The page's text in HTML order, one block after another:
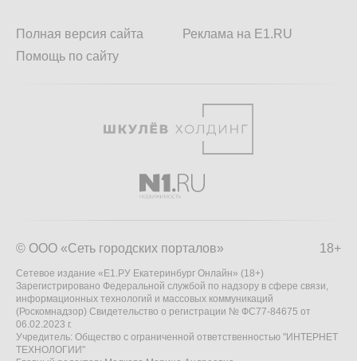
Полная версия сайта
Помощь по сайту
Реклама на E1.RU
18+
© ООО «Сеть городских порталов»
Сетевое издание «Е1.РУ Екатеринбург Онлайн» (18+)
Зарегистрировано Федеральной службой по надзору в сфере связи,
информационных технологий и массовых коммуникаций
(Роскомнадзор) Свидетельство о регистрации № ФС77-84675 от
06.02.2023 г.
Учредитель: Общество с ограниченной ответственностью "ИНТЕРНЕТ
ТЕХНОЛОГИИ"